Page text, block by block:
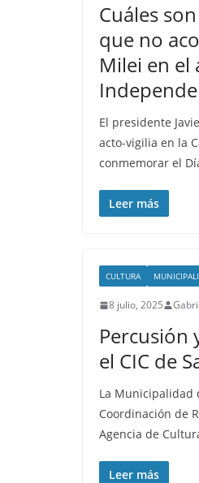
Cuáles
que no
Milei en el
El presidente
acto-vigilia en la
conmemorar el
Leer más
CULTURA
8 julio, 2025
Percusión
el CIC de
La Municipalidad
Coordinación de
Agencia de
Leer más